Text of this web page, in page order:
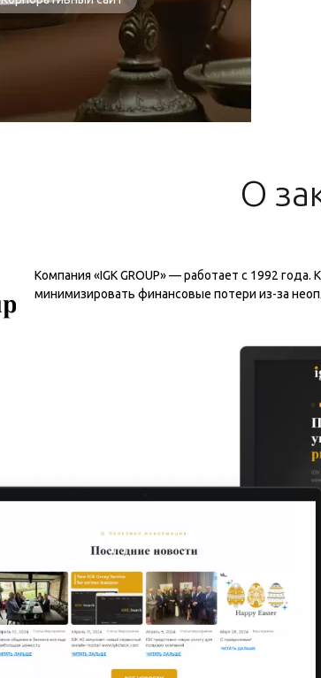
О
Компания «IGK GROUP» — работает с 1992
минимизировать финансовые потери из-за